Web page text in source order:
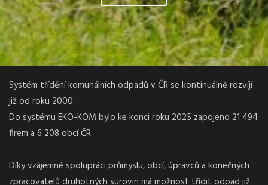
Systém třídění komunálních odpadů v ČR se kontinuálně rozvíjí
již od roku 2000.
Do systému EKO-KOM bylo ke konci roku 2025 zapojeno 21 494
firem a 6 208 obcí ČR.
Díky vzájemné spolupráci průmyslu, obcí, úpravců a konečných